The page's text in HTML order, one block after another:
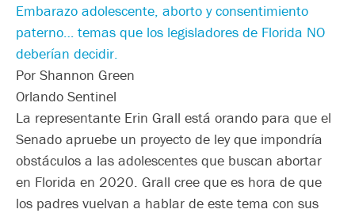
Embarazo adolescente, aborto y consentimiento
paterno… temas que los legisladores de Florida NO
deberían decidir.
Por Shannon Green
Orlando Sentinel
La representante Erin Grall está orando para que el
Senado apruebe un proyecto de ley que impondría
obstáculos a las adolescentes que buscan abortar
en Florida en 2020. Grall cree que es hora de que
los padres vuelvan a hablar de este tema con sus